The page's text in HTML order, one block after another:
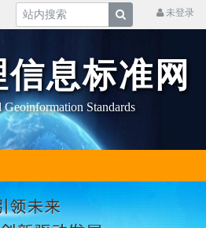
未登录
息标准网
Standards